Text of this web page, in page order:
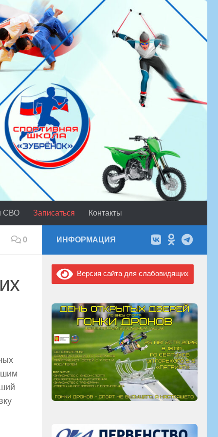
СВО Записаться Контакты
0 ИНФОРМАЦИЯ
Версия сайта для слабовидящих